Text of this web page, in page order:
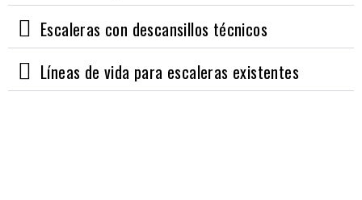
Escaleras con descansillos técnicos
Líneas de vida para escaleras existentes